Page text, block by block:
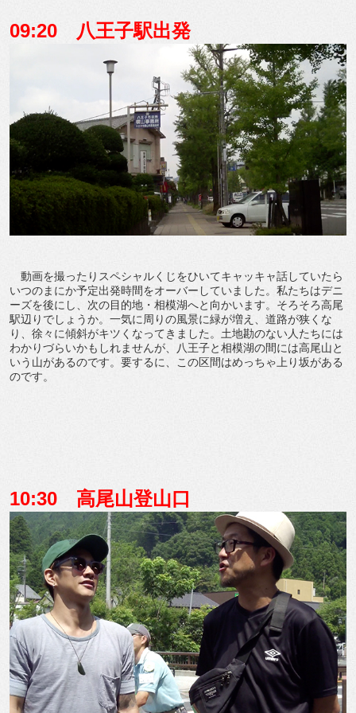
09:20 八王子駅出発
動画を撮ったりスペシャルくじをひいてキャッキャ話していたら
いつのまにか予定出発時間をオーバーしていました。私たちはデニ
ーズを後にし、次の目的地・相模湖へと向かいます。そろそろ高尾
駅辺りでしょうか。一気に周りの風景に緑が増え、道路が狭くな
り、徐々に傾斜がキツくなってきました。土地勘のない人たちには
わかりづらいかもしれませんが、八王子と相模湖の間には高尾山と
いう山があるのです。要するに、この区間はめっちゃ上り坂がある
のです。
10:30 高尾山登山口